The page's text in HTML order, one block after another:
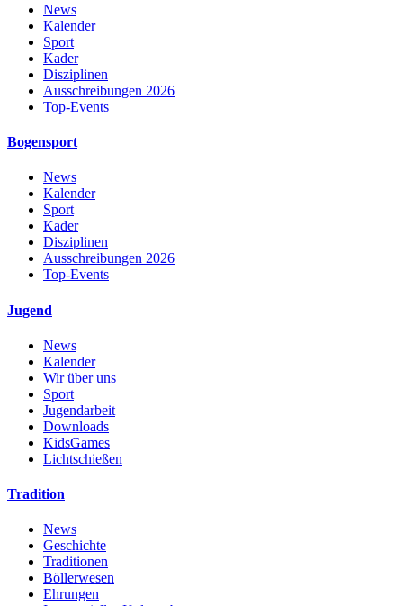
News
Kalender
Sport
Kader
Disziplinen
Ausschreibungen 2026
Top-Events
Bogensport
News
Kalender
Sport
Kader
Disziplinen
Ausschreibungen 2026
Top-Events
Jugend
News
Kalender
Wir über uns
Sport
Jugendarbeit
Downloads
KidsGames
Lichtschießen
Tradition
News
Geschichte
Traditionen
Böllerwesen
Ehrungen